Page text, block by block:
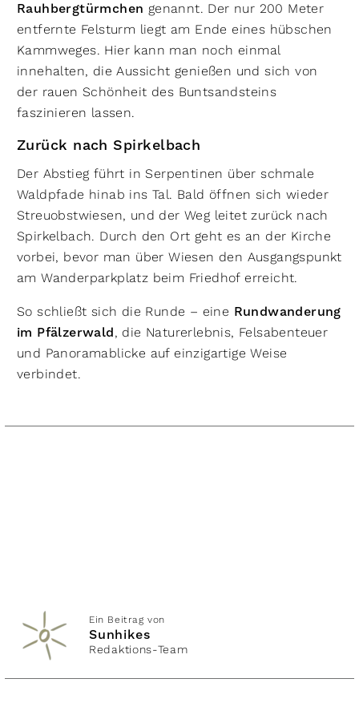
Rauhbergtürmchen genannt. Der nur 200 Meter
entfernte Felsturm liegt am Ende eines hübschen
Kammweges. Hier kann man noch einmal
innehalten, die Aussicht genießen und sich von
der rauen Schönheit des Buntsandsteins
faszinieren lassen.
Zurück nach Spirkelbach
Der Abstieg führt in Serpentinen über schmale
Waldpfade hinab ins Tal. Bald öffnen sich wieder
Streuobstwiesen, und der Weg leitet zurück nach
Spirkelbach. Durch den Ort geht es an der Kirche
vorbei, bevor man über Wiesen den Ausgangspunkt
am Wanderparkplatz beim Friedhof erreicht.
So schließt sich die Runde – eine Rundwanderung
im Pfälzerwald, die Naturerlebnis, Felsabenteuer
und Panoramablicke auf einzigartige Weise
verbindet.
Ein Beitrag von
Sunhikes
Redaktions-Team